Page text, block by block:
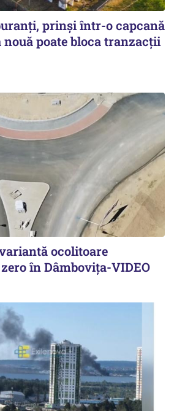
prinși într-o capcană
nouă poate bloca tranzacții
ocolitoare
în Dâmbovița-VIDEO